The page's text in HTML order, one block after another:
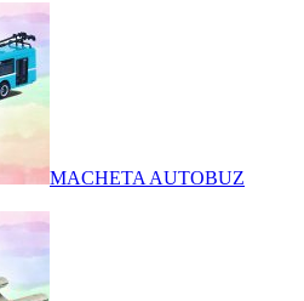
MACHETA AUTOBUZ